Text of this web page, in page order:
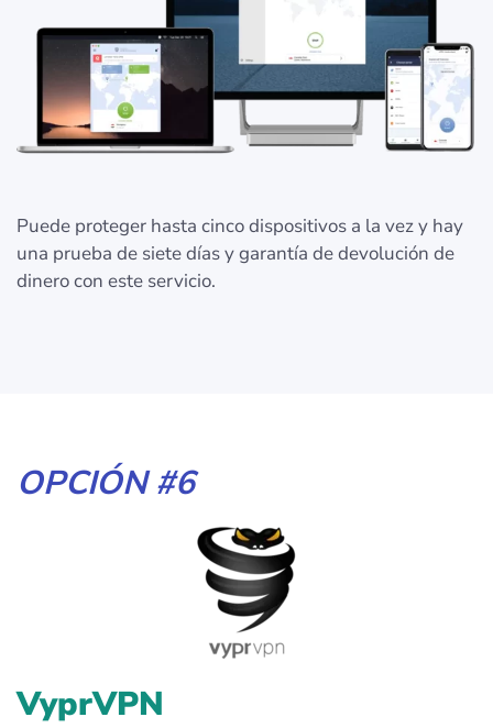
Puede proteger hasta cinco dispositivos a la vez y hay
una prueba de siete días y garantía de devolución de
dinero con este servicio.
OPCIÓN #6
VyprVPN